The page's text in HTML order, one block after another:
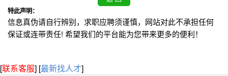
特此声明：
信息真伪请自行辨别，求职应聘须谨慎，网站对此不承担任何
保证或连带责任! 希望我们的平台能为您带来更多的便利！
[联系客服] [最新找人才]